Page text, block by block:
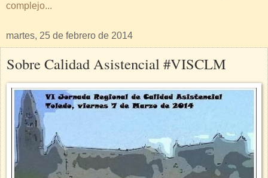
complejo...
martes, 25 de febrero de 2014
Sobre Calidad Asistencial #VISCLM